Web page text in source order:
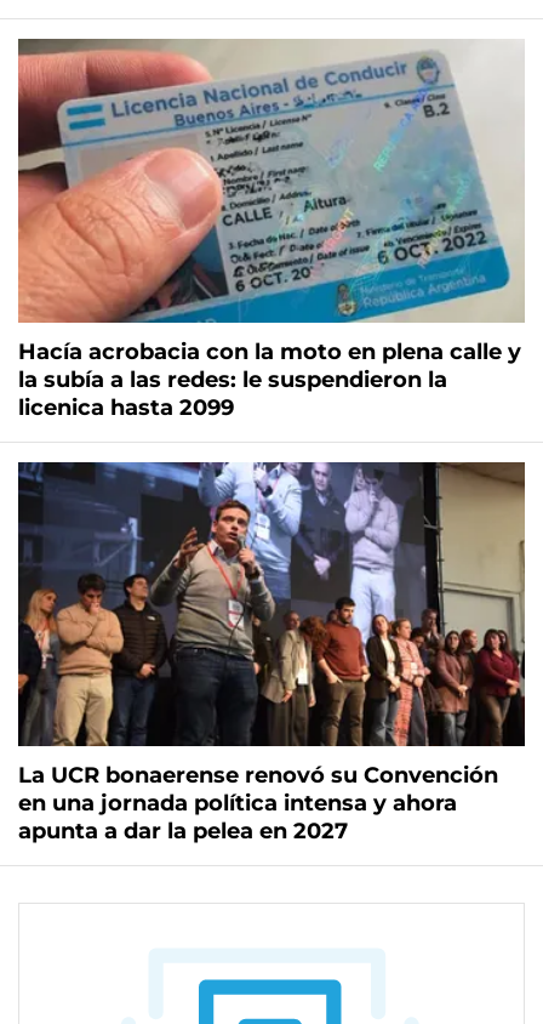
Hacía acrobacia con la moto en plena calle y
la subía a las redes: le suspendieron la
licenica hasta 2099
La UCR bonaerense renovó su Convención
en una jornada política intensa y ahora
apunta a dar la pelea en 2027